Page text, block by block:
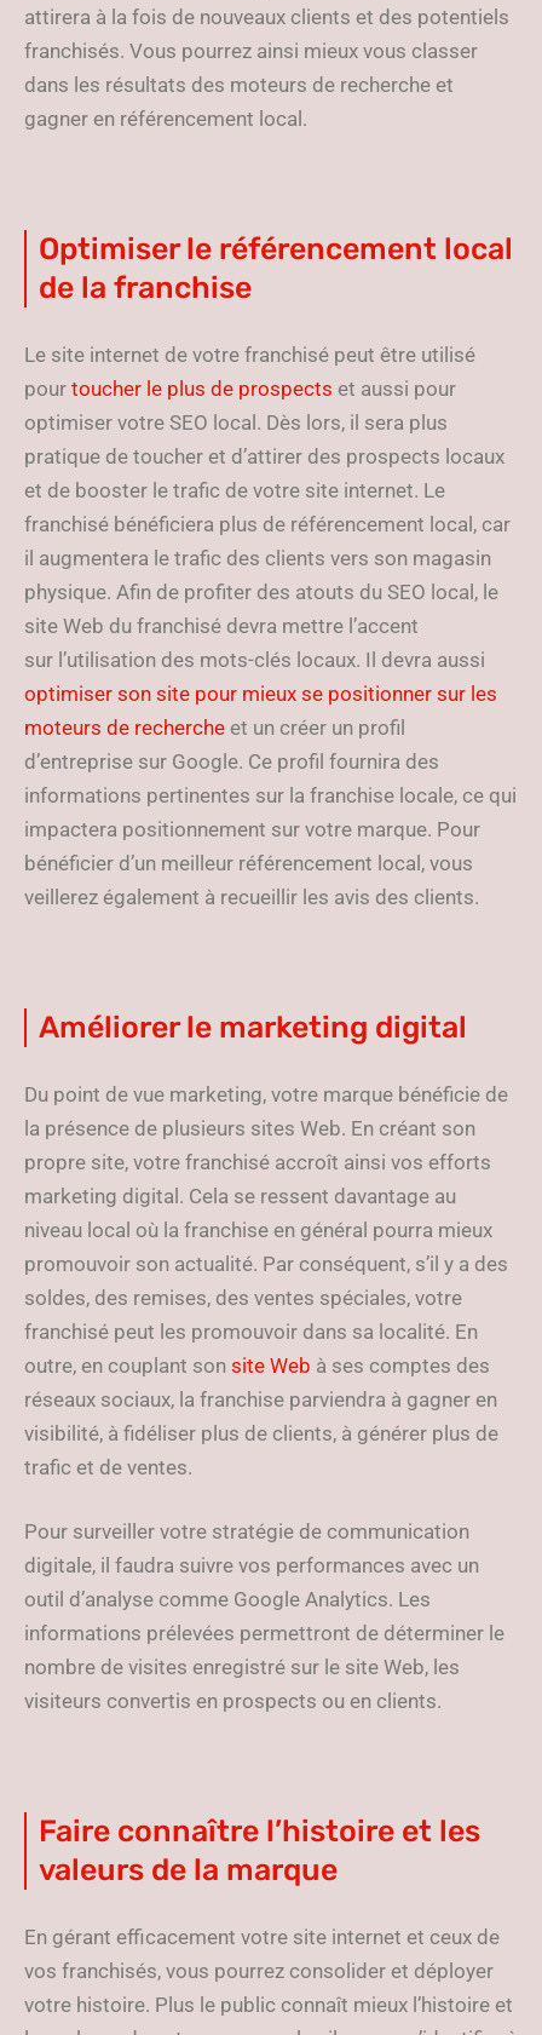
attirera à la fois de nouveaux clients et des potentiels
franchisés. Vous pourrez ainsi mieux vous classer
dans les résultats des moteurs de recherche et
gagner en référencement local.
Optimiser le référencement local
de la franchise
Le site internet de votre franchisé peut être utilisé
pour toucher le plus de prospects et aussi pour
optimiser votre SEO local. Dès lors, il sera plus
pratique de toucher et d’attirer des prospects locaux
et de booster le trafic de votre site internet. Le
franchisé bénéficiera plus de référencement local, car
il augmentera le trafic des clients vers son magasin
physique. Afin de profiter des atouts du SEO local, le
site Web du franchisé devra mettre l’accent
sur l’utilisation des mots-clés locaux. Il devra aussi
optimiser son site pour mieux se positionner sur les
moteurs de recherche et un créer un profil
d’entreprise sur Google. Ce profil fournira des
informations pertinentes sur la franchise locale, ce qui
impactera positionnement sur votre marque. Pour
bénéficier d’un meilleur référencement local, vous
veillerez également à recueillir les avis des clients.
Améliorer le marketing digital
Du point de vue marketing, votre marque bénéficie de
la présence de plusieurs sites Web. En créant son
propre site, votre franchisé accroît ainsi vos efforts
marketing digital. Cela se ressent davantage au
niveau local où la franchise en général pourra mieux
promouvoir son actualité. Par conséquent, s’il y a des
soldes, des remises, des ventes spéciales, votre
franchisé peut les promouvoir dans sa localité. En
outre, en couplant son site Web à ses comptes des
réseaux sociaux, la franchise parviendra à gagner en
visibilité, à fidéliser plus de clients, à générer plus de
trafic et de ventes.
Pour surveiller votre stratégie de communication
digitale, il faudra suivre vos performances avec un
outil d’analyse comme Google Analytics. Les
informations prélevées permettront de déterminer le
nombre de visites enregistré sur le site Web, les
visiteurs convertis en prospects ou en clients.
Faire connaître l’histoire et les
valeurs de la marque
En gérant efficacement votre site internet et ceux de
vos franchisés, vous pourrez consolider et déployer
votre histoire. Plus le public connaît mieux l’histoire et